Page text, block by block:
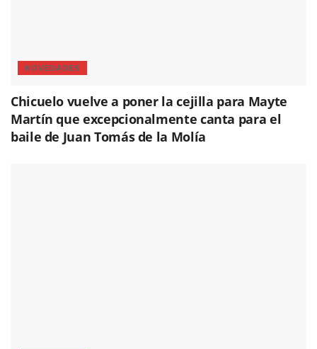
NOVEDADES
Chicuelo vuelve a poner la cejilla para Mayte
Martín que excepcionalmente canta para el
baile de Juan Tomás de la Molía